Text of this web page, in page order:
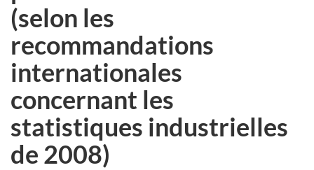
(selon les
recommandations
internationales
concernant les
statistiques industrielles
de 2008)